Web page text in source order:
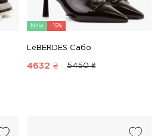
New -15%
LeBERDES Сабо
4632 ₴ 5450 ₴